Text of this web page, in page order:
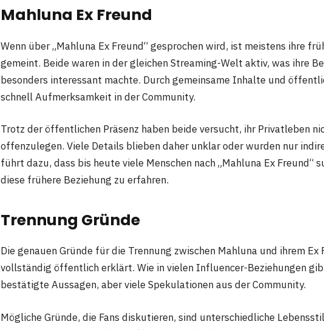
Mahluna Ex Freund
Wenn über „Mahluna Ex Freund“ gesprochen wird, ist meistens ihre
gemeint. Beide waren in der gleichen Streaming-Welt aktiv, was ihre
besonders interessant machte. Durch gemeinsame Inhalte und
schnell Aufmerksamkeit in der Community.
Trotz der öffentlichen Präsenz haben beide versucht, ihr Privatleben
offenzulegen. Viele Details blieben daher unklar oder wurden nur
führt dazu, dass bis heute viele Menschen nach „Mahluna Ex Freund“
diese frühere Beziehung zu erfahren.
Trennung Gründe
Die genauen Gründe für die Trennung zwischen Mahluna und ihrem Ex
vollständig öffentlich erklärt. Wie in vielen Influencer-Beziehungen
bestätigte Aussagen, aber viele Spekulationen aus der Community.
Mögliche Gründe, die Fans diskutieren, sind unterschiedliche